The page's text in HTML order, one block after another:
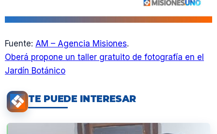
Fuente: AM – Agencia Misiones.
Oberá propone un taller gratuito de fotografía en el
Jardín Botánico
TE PUEDE INTERESAR